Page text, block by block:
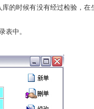
的时候有没有经过检验，
表中。